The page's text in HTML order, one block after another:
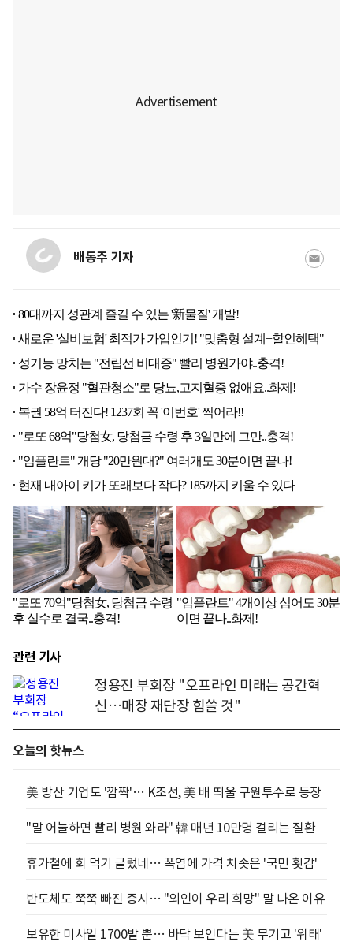
배동주 기자
관련 기사
정용진 부회장 "오프라인 미래는 공간혁
신…매장 재단장 힘쓸 것"
오늘의 핫뉴스
美 방산 기업도 '깜짝'… K조선, 美 배 띄울 구원투수로 등장
"말 어눌하면 빨리 병원 와라" 韓 매년 10만명 걸리는 질환
휴가철에 회 먹기 글렀네… 폭염에 가격 치솟은 '국민 횟감'
반도체도 쭉쭉 빠진 증시… "외인이 우리 희망" 말 나온 이유
보유한 미사일 1700발 뿐… 바닥 보인다는 美 무기고 '위태'